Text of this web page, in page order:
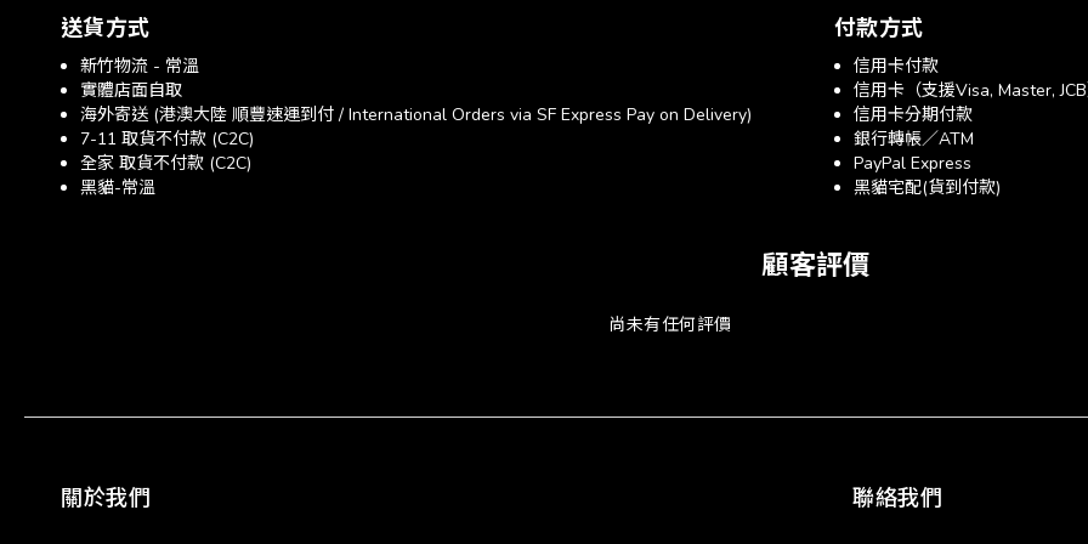
送貨方式
新竹物流 - 常溫
實體店面自取
海外寄送 (港澳大陸 順豐速運到付 / International Orders via SF Express Pay on Delivery)
7-11 取貨不付款 (C2C)
全家 取貨不付款 (C2C)
黑貓-常溫
付款方式
信用卡付款
信用卡（支援Visa, Master, JCB
信用卡分期付款
銀行轉帳／ATM
PayPal Express
黑貓宅配(貨到付款)
顧客評價
尚未有任何評價
關於我們 聯絡我們